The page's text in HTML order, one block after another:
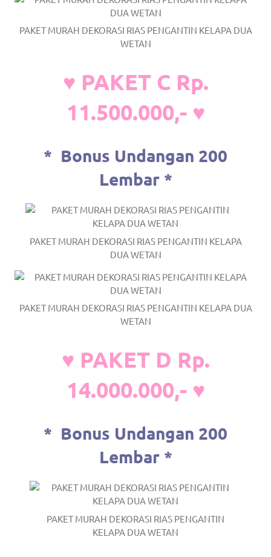
men's
PAKET MURAH DEKORASI RIAS PENGANTIN KELAPA DUA
WETAN
♥ PAKET C Rp.
11.500.000,- ♥
* Bonus Undangan 200
Lembar *
PAKET MURAH DEKORASI RIAS PENGANTIN KELAPA
DUA WETAN
PAKET MURAH DEKORASI RIAS PENGANTIN KELAPA DUA
WETAN
♥ PAKET D Rp.
14.000.000,- ♥
* Bonus Undangan 200
Lembar *
PAKET MURAH DEKORASI RIAS PENGANTIN
KELAPA DUA WETAN